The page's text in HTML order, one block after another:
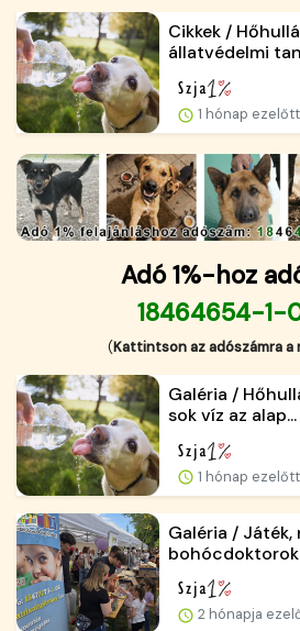
Cikkek /
állatvédelmi
1 hónap ezelőtt
Adó 1%-hoz
18464654-1-
(Kattintson az adószámra a
Galéria /
sok víz az alap...
1 hónap ezelőtt
Galéria / Játék,
2 hónapja